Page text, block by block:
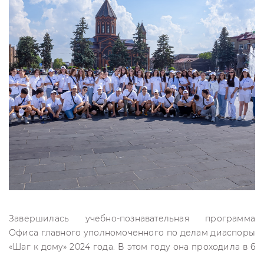
Завершилась учебно-познавательная программа
Офиса главного уполномоченного по делам диаспоры
«Шаг к дому» 2024 года. В этом году она проходила в 6